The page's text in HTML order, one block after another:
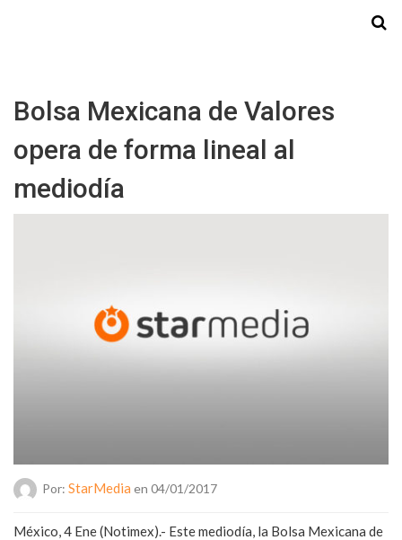
Bolsa Mexicana de Valores
opera de forma lineal al
mediodía
Por: StarMedia en 04/01/2017
México, 4 Ene (Notimex).- Este mediodía, la Bolsa Mexicana de